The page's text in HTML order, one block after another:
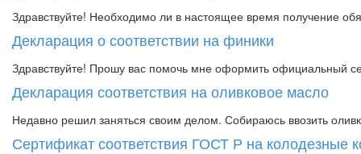
Здравствуйте! Необходимо ли в настоящее время получение
Декларация о соответствии на финики
Здравствуйте! Прошу вас помочь мне оформить официальный
Декларация соответствия на оливковое масло
Недавно решил заняться своим делом. Собираюсь ввозить
Сертификат соответствия ГОСТ Р на колодезные